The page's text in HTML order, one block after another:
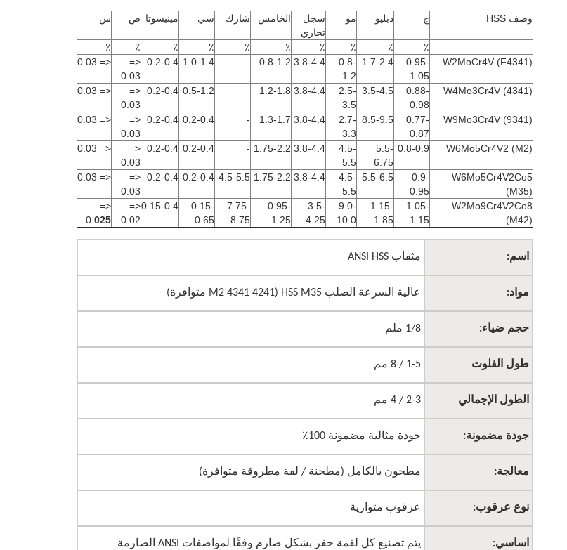
وصف HSS ج دبليو مو
سجل
تجاري
الخامس شارك سي مينيسوتا ص س
٪ ٪ ٪ ٪ ٪ ٪ ٪ ٪ ٪
٪
W2MoCr4V (F4341)
0.95-
1.05
1.7-2.4
0.8-
1.2
3.8-4.4
0.8-1.2
1.0-1.4
0.2-0.4
<=
0.03
<= 0.03
W4Mo3Cr4V (4341)
0.88-
0.98
3.5-4.5
2.5-
3.5
3.8-4.4
1.2-1.8
0.5-1.2
0.2-0.4
<=
0.03
<= 0.03
W9Mo3Cr4V (9341)
0.77-
0.87
8.5-9.5
2.7-
3.3
3.8-4.4
1.3-1.7
-
0.2-0.4
0.2-0.4
<=
0.03
<= 0.03
W6Mo5Cr4V2 (M2)
0.8-0.9
5.5-
6.75
4.5-
5.5
3.8-4.4
1.75-2.2
-
0.2-0.4
0.2-0.4
<=
0.03
<= 0.03
W6Mo5Cr4V2Co5
(M35)
0.9-
0.95
5.5-6.5
4.5-
5.5
3.8-4.4
1.75-2.2
4.5-5.5
0.2-0.4
0.2-0.4
<=
0.03
<= 0.03
W2Mo9Cr4V2Co8
(M42)
1.05-
1.15
1.15-
1.85
9.0-
10.0
3.5-
4.25
0.95-
1.25
7.75-
8.75
0.15-
0.65
0.15-0.4
<=
0.02
<=
0. 025
اسم: مثقاب ANSI HSS
مواد: عالية السرعة الصلب HSS M35 (M2 4341 4241 متوافرة)
حجم ضياء: 1/8 ملم
طول الفلوت 1-5 / 8 مم
الطول الإجمالي 2-3 / 4 مم
جودة مضمونة: جودة مثالية مضمونة 100٪
معالجة: مطحون بالكامل (مطحنة / لفة مطروقة متوافرة)
نوع عرقوب: عرقوب متوازية
اساسي: يتم تصنيع كل لقمة حفر بشكل صارم وفقًا لمواصفات ANSI الصارمة